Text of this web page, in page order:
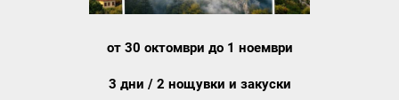
от 30 октомври до 1 ноември
3 дни / 2 нощувки и закуски